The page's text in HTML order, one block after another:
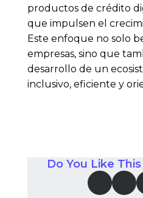
productos de crédito
que impulsen el
Este enfoque no solo
empresas, sino que
desarrollo de un
inclusivo, eficiente y
Do You Like